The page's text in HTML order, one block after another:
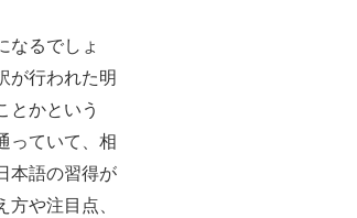
なるでしょ
が行われた明
とかという
っていて、相
本語の習得が
や注目点、